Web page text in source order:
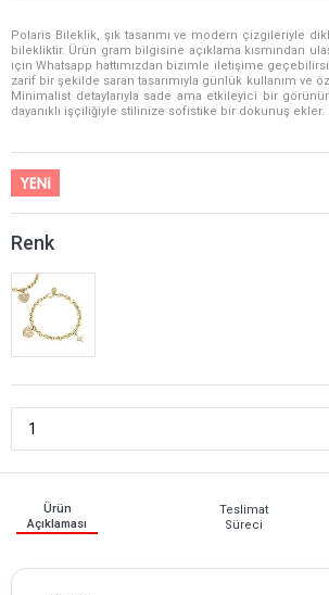
Polaris Bileklik, şık tasarımı ve modern çizgileriyle
bilekliktir. Ürün gram bilgisine açıklama kısmından
için Whatsapp hattımızdan bizimle iletişime
zarif bir şekilde saran tasarımıyla günlük kullanım ve
Minimalist detaylarıyla sade ama etkileyici bir
dayanıklı işçiliğiyle stilinize sofistike bir dokunuş ekler.
Renk
Ürün
Açıklaması
Teslimat
Süreci